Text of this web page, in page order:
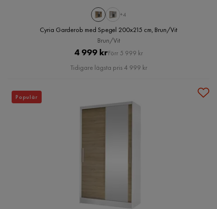
+4
Cyria Garderob med Spegel 200x215 cm, Brun/Vit
Brun/Vit
Pris
4 999 krOriginal
Pris
Förr 5 999 kr
Tidigare lägsta pris 4 999 kr
Populär